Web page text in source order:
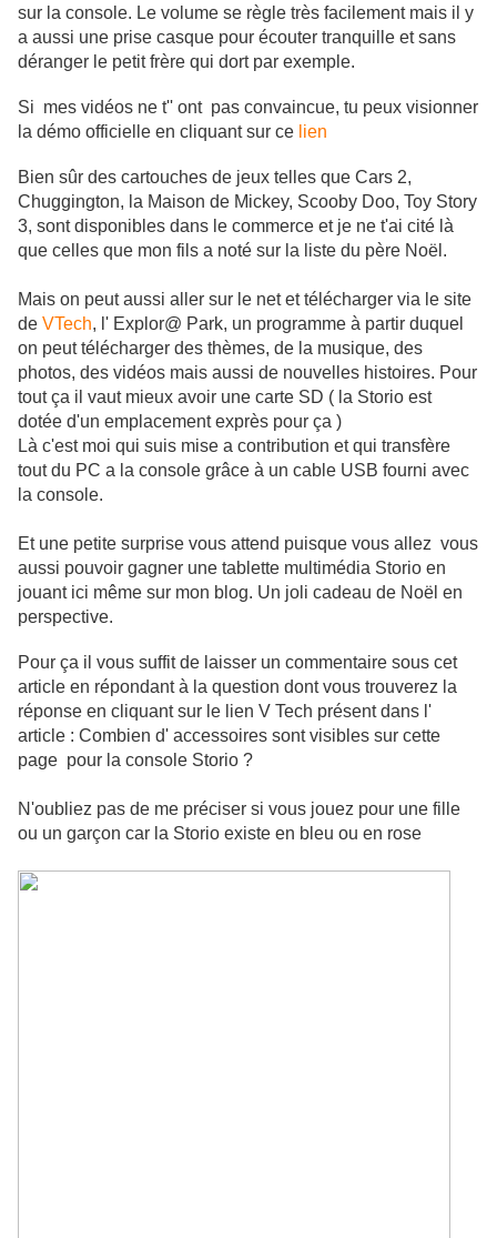
sur la console. Le volume se règle très facilement mais il y
a aussi une prise casque pour écouter tranquille et sans
déranger le petit frère qui dort par exemple.
Si mes vidéos ne t'' ont pas convaincue, tu peux visionner
la démo officielle en cliquant sur ce lien
Bien sûr des cartouches de jeux telles que Cars 2,
Chuggington, la Maison de Mickey, Scooby Doo, Toy Story
3, sont disponibles dans le commerce et je ne t'ai cité là
que celles que mon fils a noté sur la liste du père Noël.
Mais on peut aussi aller sur le net et télécharger via le site
de VTech, l' Explor@ Park, un programme à partir duquel
on peut télécharger des thèmes, de la musique, des
photos, des vidéos mais aussi de nouvelles histoires. Pour
tout ça il vaut mieux avoir une carte SD ( la Storio est
dotée d'un emplacement exprès pour ça )
Là c'est moi qui suis mise a contribution et qui transfère
tout du PC a la console grâce à un cable USB fourni avec
la console.
Et une petite surprise vous attend puisque vous allez vous
aussi pouvoir gagner une tablette multimédia Storio en
jouant ici même sur mon blog. Un joli cadeau de Noël en
perspective.
Pour ça il vous suffit de laisser un commentaire sous cet
article en répondant à la question dont vous trouverez la
réponse en cliquant sur le lien V Tech présent dans l'
article : Combien d' accessoires sont visibles sur cette
page pour la console Storio ?
N'oubliez pas de me préciser si vous jouez pour une fille
ou un garçon car la Storio existe en bleu ou en rose